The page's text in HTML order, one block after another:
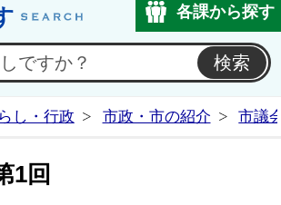
各課から探す
し・行政 市政・市の紹介 市議
1回